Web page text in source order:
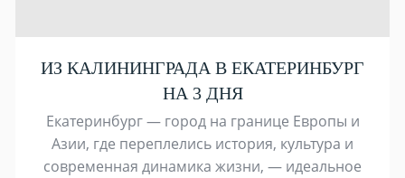
ИЗ КАЛИНИНГРАДА В ЕКАТЕРИНБУРГ
НА 3 ДНЯ
Екатеринбург — город на границе Европы и
Азии, где переплелись история, культура и
современная динамика жизни, — идеальное